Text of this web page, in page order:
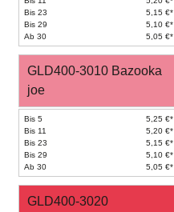
Bis 23
5,15 €*
Bis 29
5,10 €*
Ab 30
5,05 €*
GLD400-3010 Bazooka
joe
Bis 5
5,25 €*
Bis 11
5,20 €*
Bis 23
5,15 €*
Bis 29
5,10 €*
Ab 30
5,05 €*
GLD400-3020